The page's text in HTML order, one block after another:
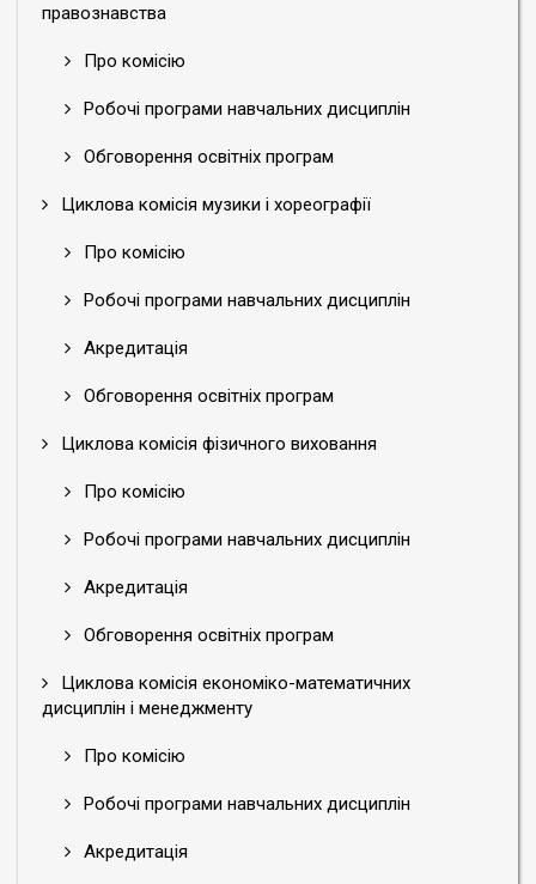
правознавства
Про комісію
Робочі програми навчальних дисциплін
Обговорення освітніх програм
Циклова комісія музики і хореографії
Про комісію
Робочі програми навчальних дисциплін
Акредитація
Обговорення освітніх програм
Циклова комісія фізичного виховання
Про комісію
Робочі програми навчальних дисциплін
Акредитація
Обговорення освітніх програм
Циклова комісія економіко-математичних
дисциплін і менеджменту
Про комісію
Робочі програми навчальних дисциплін
Акредитація